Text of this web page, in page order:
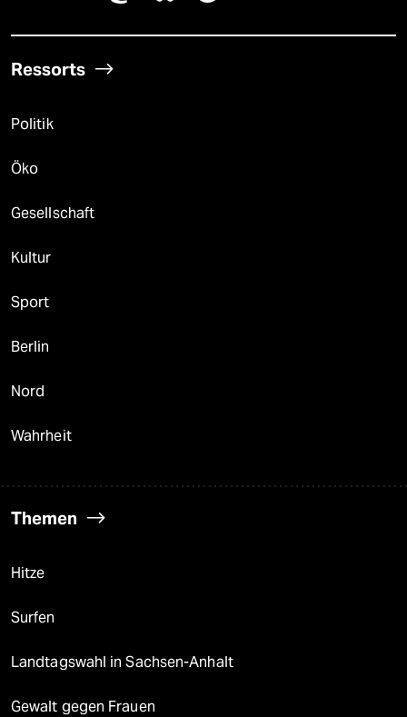
Ressorts
Politik
Öko
Gesellschaft
Kultur
Sport
Berlin
Nord
Wahrheit
Themen
Hitze
Surfen
Landtagswahl in Sachsen-Anhalt
Gewalt gegen Frauen